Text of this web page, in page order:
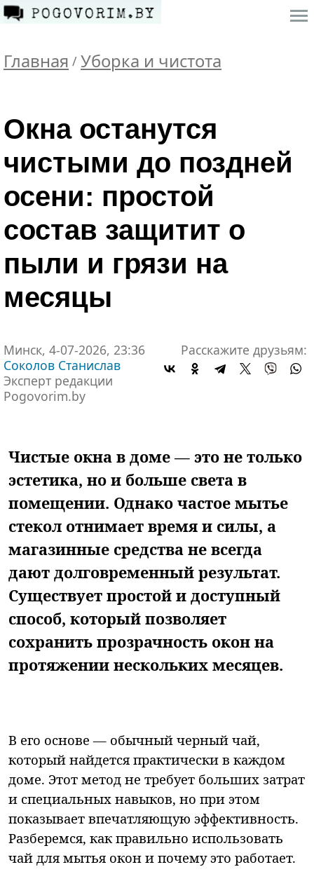
Главная / Уборка и чистота
Окна останутся
чистыми до поздней
осени: простой
состав защитит о
пыли и грязи на
месяцы
Минск, 4-07-2026, 23:36
Соколов Станислав
Эксперт редакции
Pogovorim.by
Расскажите друзьям:
Чистые окна в доме — это не только
эстетика, но и больше света в
помещении. Однако частое мытье
стекол отнимает время и силы, а
магазинные средства не всегда
дают долговременный результат.
Существует простой и доступный
способ, который позволяет
сохранить прозрачность окон на
протяжении нескольких месяцев.
В его основе — обычный черный чай,
который найдется практически в каждом
доме. Этот метод не требует больших затрат
и специальных навыков, но при этом
показывает впечатляющую эффективность.
Разберемся, как правильно использовать
чай для мытья окон и почему это работает.